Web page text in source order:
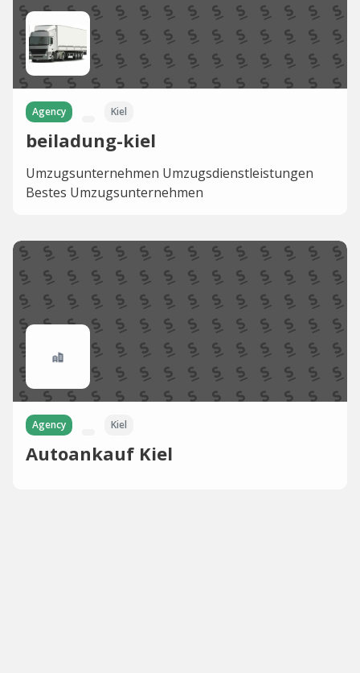
Agency Kiel
beiladung-kiel
Umzugsunternehmen Umzugsdienstleistungen
Bestes Umzugsunternehmen
Agency Kiel
Autoankauf Kiel